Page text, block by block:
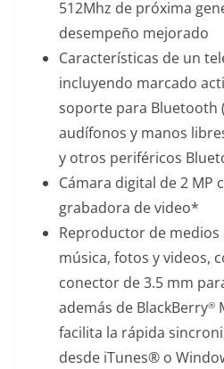
512Mhz de próxima
desempeño mejorado
Características de un
incluyendo marcado
soporte para Bluetooth
audífonos y manos
y otros periféricos
Cámara digital de 2 MP
grabadora de video*
Reproductor de medios
música, fotos y videos,
conector de 3.5 mm
además de BlackBerry®
facilita la rápida
desde iTunes® o